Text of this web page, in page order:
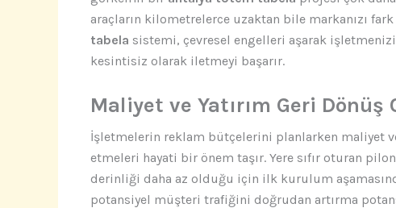
araçların kilometrelerce uzaktan bile markanızı
tabela sistemi, çevresel engelleri aşarak
kesintisiz olarak iletmeyi başarır.
Maliyet ve Yatırım Geri Dönüş
İşletmelerin reklam bütçelerini planlarken maliyet
etmeleri hayati bir önem taşır. Yere sıfır oturan
derinliği daha az olduğu için ilk kurulum
potansiyel müşteri trafiğini doğrudan artırma